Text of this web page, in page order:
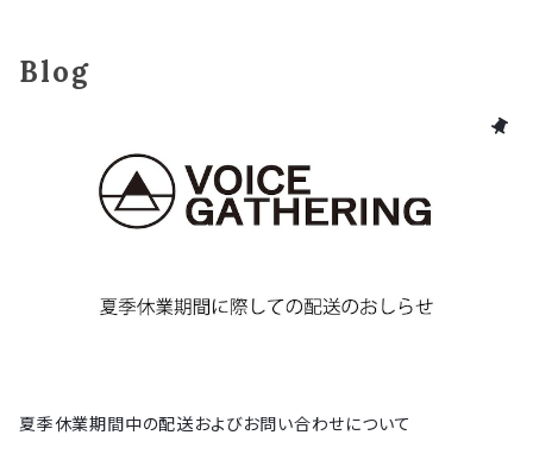
Blog
夏季休業期間中の配送およびお問い合わせについて